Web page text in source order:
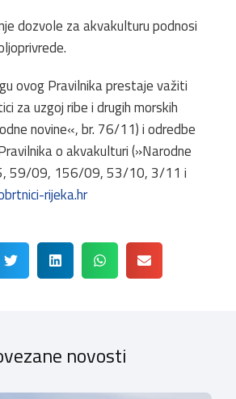
dozvole za akvakulturu podnosi
ovog Pravilnika prestaje važiti
za uzgoj ribe i drugih morskih
novine«, br. 76/11) i odredbe
o akvakulturi (»Narodne
59/09, 156/09, 53/10, 3/11 i
rijeka.hr
novosti